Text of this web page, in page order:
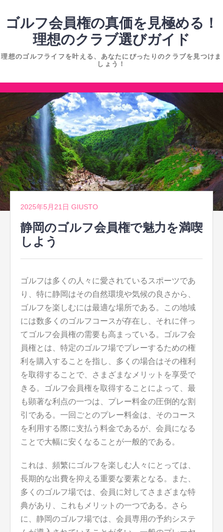
ツ
キ
プ
ゴルフ会員権の真価を見極める！
理想のクラブ選びガイド
理想のゴルフライフを叶える、あなたにぴったりのクラブを見つけま
しょう！
コ
ン
ン
ツ
へ
ス
キ
ッ
2025年5月21日 GIUSTO
静岡のゴルフ会員権で魅力を満喫
しよう
ゴルフは多くの人々に愛されているスポーツであ
り、特に静岡はその自然環境や気候の良さから、
ゴルフを楽しむには最適な場所である。
この地域
には数多くのゴルフコースが存在し、それに伴っ
てゴルフ会員権の需要も高まっている。ゴルフ会
員権とは、特定のゴルフ場でプレーするための権
利を購入することを指し、多くの場合はその権利
を取得することで、さまざまなメリットを享受で
きる。ゴルフ会員権を取得することによって、最
も顕著な利点の一つは、プレー料金の圧倒的な割
引である。一回ごとのプレー料金は、そのコース
を利用する際に支払う料金であるが、会員になる
ことで大幅に安くなることが一般的である。
これは、頻繁にゴルフを楽しむ人々にとっては、
長期的な出費を抑える重要な要素となる。また、
多くのゴルフ場では、会員に対してさまざまな特
典があり、これもメリットの一つである。さら
に、静岡のゴルフ場では、会員専用の予約システ